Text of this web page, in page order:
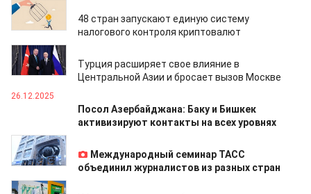
07.01.2026
48 стран запускают единую систему
налогового контроля криптовалют
03.01.2026
Турция расширяет свое влияние в
Центральной Азии и бросает вызов Москве
26.12.2025
Посол Азербайджана: Баку и Бишкек
активизируют контакты на всех уровнях
24.12.2025
Международный семинар ТАСС
объединил журналистов из разных стран
15.12.2025